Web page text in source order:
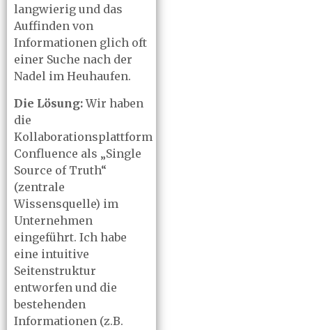
langwierig und das
Auffinden von
Informationen glich oft
einer Suche nach der
Nadel im Heuhaufen.
Die Lösung:Wir haben
die
Kollaborationsplattform
Confluence als „Single
Source of Truth“
(zentrale
Wissensquelle) im
Unternehmen
eingeführt. Ich habe
eine intuitive
Seitenstruktur
entworfen und die
bestehenden
Informationen (z.B.